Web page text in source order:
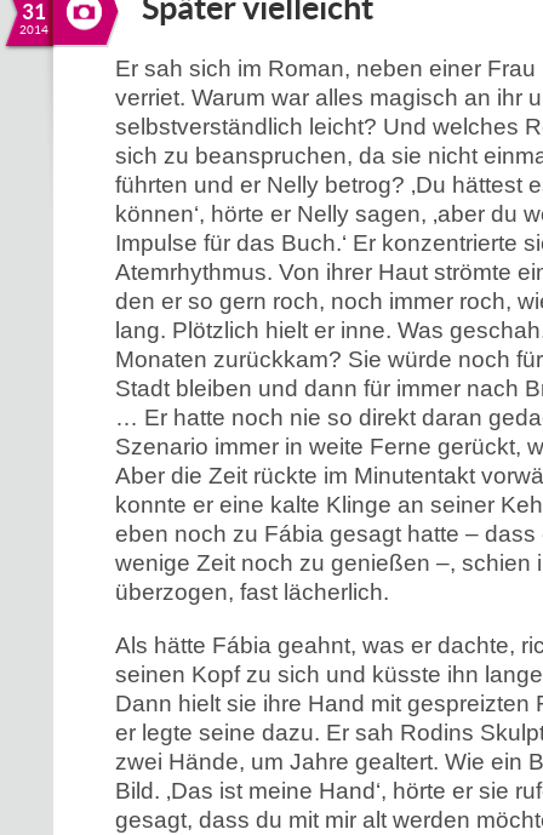
31
2014
Später vielleicht
Er sah sich im Roman, neben einer
verriet. Warum war alles magisch an ihr
selbstverständlich leicht? Und welches
sich zu beanspruchen, da sie nicht
führten und er Nelly betrog? ‚Du hättest
können‘, hörte er Nelly sagen, ‚aber du
Impulse für das Buch.‘ Er konzentrierte
Atemrhythmus. Von ihrer Haut strömte
den er so gern roch, noch immer roch,
lang. Plötzlich hielt er inne. Was
Monaten zurückkam? Sie würde noch
Stadt bleiben und dann für immer nach
… Er hatte noch nie so direkt daran
Szenario immer in weite Ferne gerückt,
Aber die Zeit rückte im Minutentakt
konnte er eine kalte Klinge an seiner
eben noch zu Fábia gesagt hatte –
wenige Zeit noch zu genießen –, schien
überzogen, fast lächerlich.
Als hätte Fábia geahnt, was er dachte,
seinen Kopf zu sich und küsste ihn
Dann hielt sie ihre Hand mit gespreizten
er legte seine dazu. Er sah Rodins
zwei Hände, um Jahre gealtert. Wie ein
Bild. ‚Das ist meine Hand‘, hörte er sie
gesagt, dass du mit mir alt werden